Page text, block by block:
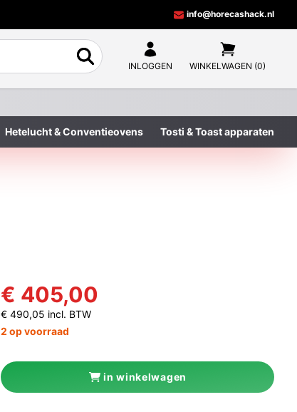
info@horecashack.nl
INLOGGEN WINKELWAGEN (0)
Hetelucht & Conventieovens Tosti & Toast apparaten
€ 405,00
€ 490,05 incl. BTW
2 op voorraad
in winkelwagen